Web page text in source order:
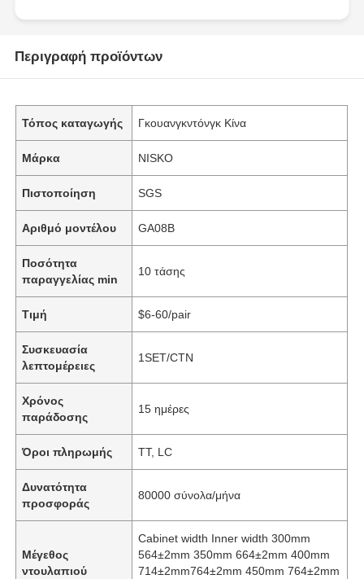
Περιγραφή προϊόντων
Τόπος καταγωγής Γκουανγκντόνγκ Κίνα
Μάρκα NISKO
Πιστοποίηση SGS
Αριθμό μοντέλου GA08B
Ποσότητα
παραγγελίας min
10 τάσης
Τιμή $6-60/pair
Συσκευασία
λεπτομέρειες
1SET/CTN
Χρόνος
παράδοσης
15 ημέρες
Όροι πληρωμής TT, LC
Δυνατότητα
προσφοράς
80000 σύνολα/μήνα
Μέγεθος
ντουλαπιού
Cabinet width Inner width 300mm
564±2mm 350mm 664±2mm 400mm
714±2mm764±2mm 450mm 764±2mm